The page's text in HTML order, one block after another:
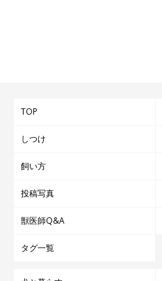
TOP
しつけ
飼い方
投稿写真
獣医師Q&A
タグ一覧